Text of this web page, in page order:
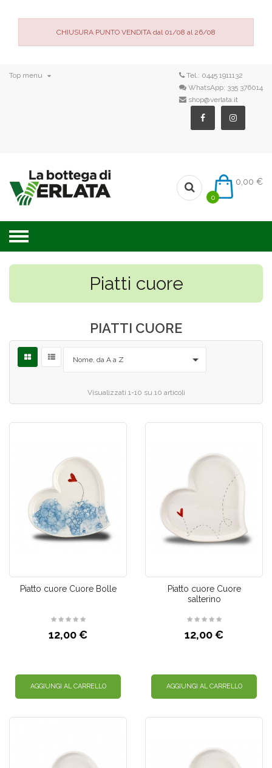
CHIUSURA PUNTO VENDITA dal 01/08 al 26/08
Top menu  Tel.: 0445 1911132
WhatsApp: 335 376014
shop@verlata.it
0,00 €
0
Piatti cuore
PIATTI CUORE
Nome, da A a Z 
Visualizzati 1-10 su 10 articoli
Piatto cuore Cuore Bolle
12,00 €
AGGIUNGI AL CARRELLO
Piatto cuore Cuore
salterino
12,00 €
AGGIUNGI AL CARRELLO